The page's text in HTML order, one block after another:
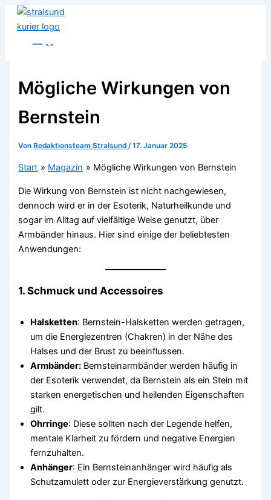
Zum
Inhalt
Mögliche Wirkungen von
Bernstein
Von Redaktionsteam Stralsund/17. Januar 2025
Start Magazin Mögliche Wirkungen von Bernstein
Die Wirkung von Bernstein ist nicht nachgewiesen,
dennoch wird er in der Esoterik, Naturheilkunde und
sogar im Alltag auf vielfältige Weise genutzt, über
Armbänder hinaus. Hier sind einige der beliebtesten
Anwendungen:
1. Schmuck und Accessoires
Halsketten: Bernstein-Halsketten werden getragen,
um die Energiezentren (Chakren) in der Nähe des
Halses und der Brust zu beeinflussen.
Armbänder: Bernsteinarmbänder werden häufig in
der Esoterik verwendet, da Bernstein als ein Stein mit
starken energetischen und heilenden Eigenschaften
gilt.
Ohrringe: Diese sollten nach der Legende helfen,
mentale Klarheit zu fördern und negative Energien
fernzuhalten.
Anhänger: Ein Bernsteinanhänger wird häufig als
Schutzamulett oder zur Energieverstärkung genutzt.